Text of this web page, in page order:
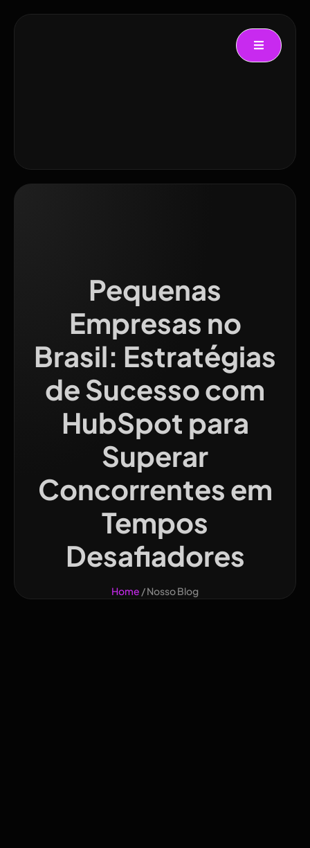
Pequenas
Empresas no
Brasil: Estratégias
de Sucesso com
HubSpot para
Superar
Concorrentes em
Tempos
Desafiadores
Home / Nosso Blog